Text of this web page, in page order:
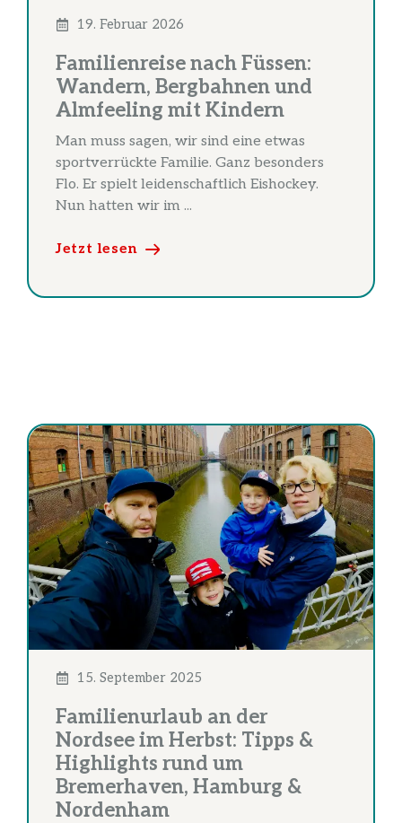
19. Februar 2026
Familienreise nach Füssen:
Wandern, Bergbahnen und
Almfeeling mit Kindern
Man muss sagen, wir sind eine etwas
sportverrückte Familie. Ganz besonders
Flo. Er spielt leidenschaftlich Eishockey.
Nun hatten wir im ...
Jetzt lesen
15. September 2025
Familienurlaub an der
Nordsee im Herbst: Tipps &
Highlights rund um
Bremerhaven, Hamburg &
Nordenham